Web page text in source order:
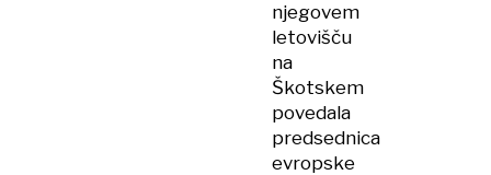
njegovem
letovišču
na
Škotskem
povedala
predsednica
evropske